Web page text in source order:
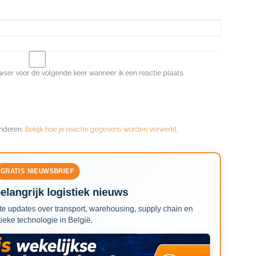
voor de volgende keer wanneer ik een reactie plaats.
Bekijk hoe je reactie gegevens worden verwerkt.
GRATIS NIEUWSBRIEF
logistiek nieuws
updates over transport, warehousing, supply chain en
technologie in België.